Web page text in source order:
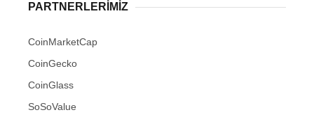
PARTNERLERIMIZ
CoinMarketCap
CoinGecko
CoinGlass
SoSoValue